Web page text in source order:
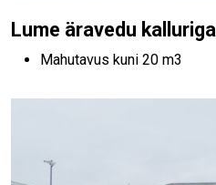
Lume äravedu kalluriga
Mahutavus kuni 20 m3